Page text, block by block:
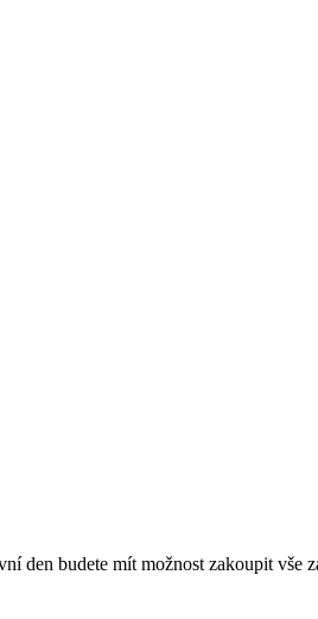
den budete mít možnost zakoupit vše